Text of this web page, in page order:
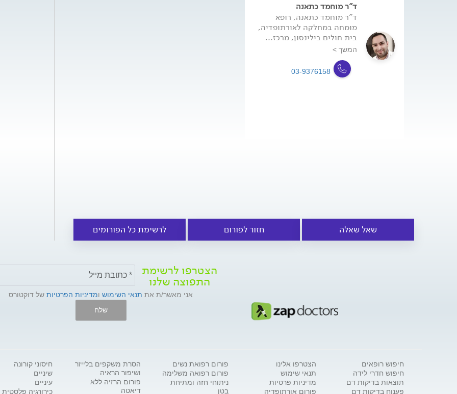
ד"ר מוחמד כתאנה
ד"ר מוחמד כתאנה, רופא
מומחה במחלקה לאורתופדיה,
בית חולים בילינסון, מרכז...
המשך >
03-9376158
שאל שאלה חזור לפורום לרשימת כל הפורומים
הצטרפו לרשימת
התפוצה שלנו
אני מאשר/ת את תנאי השימוש ומדיניות הפרטיות של דוקטורס
שלח
חיפוש רופאים
חיפוש חדרי לידה
תוצאות בדיקות דם
פענוח בדיקות דם
הצטרפו אלינו
תנאי שימוש
מדיניות פרטיות
פורום אורתופדיה
פורום רפואת נשים
פורום רפואה משלימה
ניתוחי חזה ומתיחת
בטן
הסרת משקפים בלייזר
ושיפור הראיה
פורום הרזיה ללא
דיאטה
חיסוני קורונה
שיניים
עיניים
כירורגיה פלסטית